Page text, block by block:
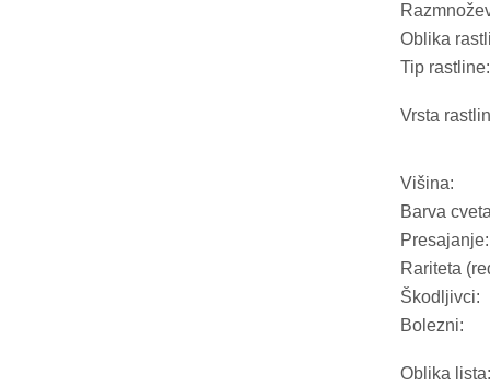
Oblika
Tip rastline:
Vrsta
Višina:
Barva
Presajanje:
Rariteta
Škodljivci:
Bolezni:
Oblika lista: